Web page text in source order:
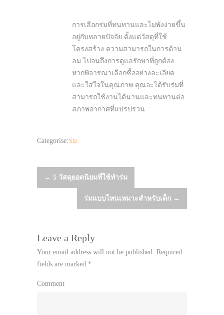
การเลือกร่มที่ทนทานและไม่พังง่ายขึ้น
อยู่กับหลายปัจจัย ตั้งแต่วัสดุที่ใช้
โครงสร้าง ความสามารถในการต้าน
ลม ไปจนถึงการดูแลรักษาที่ถูกต้อง
หากพิจารณาเลือกซื้ออย่างละเอียด
และใส่ใจในคุณภาพ คุณจะได้รับร่มที่
สามารถใช้งานได้นานและทนทานต่อ
สภาพอากาศที่แปรปรวน
Categorise:ร่ม
Post
navigation
← 5 วัสดุยอดนิยมที่ใช้ทำร่ม
ร่มแบบไหนเหมาะสำหรับเด็ก →
Leave a Reply
Your email address will not be published. Required
fields are marked *
Comment